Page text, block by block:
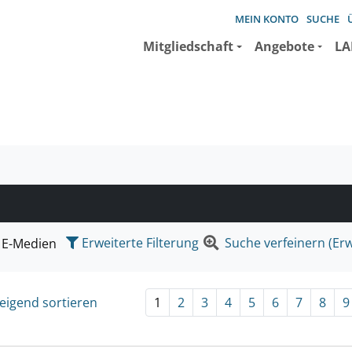
MEIN KONTO SUCHE
Mitgliedschaft Angebote
suchen wollen.
E-Medien Erweiterte Filterung Suche verfeinern
sortieren 1 2 3 4 5 6 7 8 9